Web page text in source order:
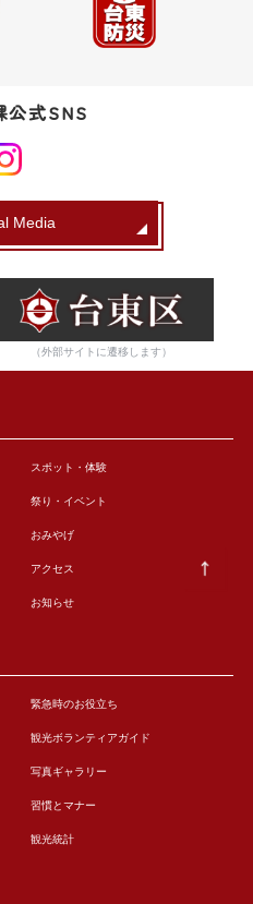
公式SNS
Media
（外部サイトに遷移します）
スポット・体験
祭り・イベント
おみやげ
アクセス
お知らせ
緊急時のお役立ち
観光ボランティアガイド
写真ギャラリー
習慣とマナー
観光統計